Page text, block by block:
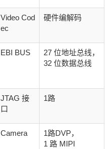
Video Cod
ec
硬件编解码
EBI BUS
27 位地址总线，
32 位数据总线
JTAG 接
口
1路
Camera
1路DVP，
1 路 MIPI